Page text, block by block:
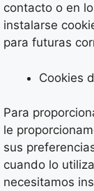
contacto o en
instalarse
para futuras
Cookies
Para
le
sus
cuando lo
necesitamos